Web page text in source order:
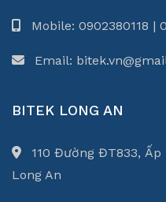
Mobile: 0902380118 |
Email:
BITEK LONG AN
110 Đường ĐT833, Ấp
Long An